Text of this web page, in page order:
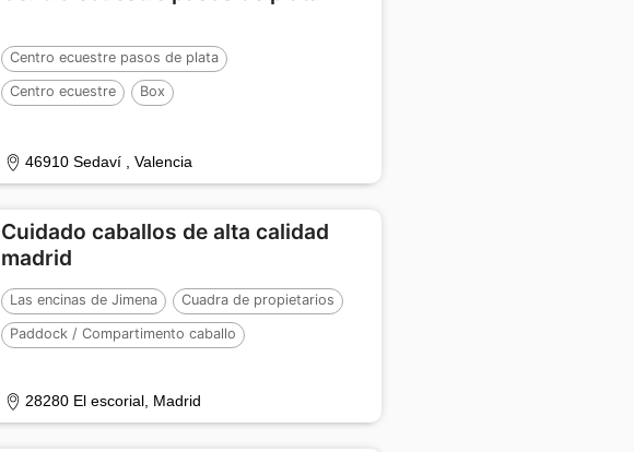
Centro ecuestre pasos de plata
Centro ecuestre Box
46910 Sedaví , Valencia
Cuidado caballos de alta calidad
madrid
Las encinas de Jimena Cuadra de propietarios
Paddock / Compartimento caballo
28280 El escorial, Madrid